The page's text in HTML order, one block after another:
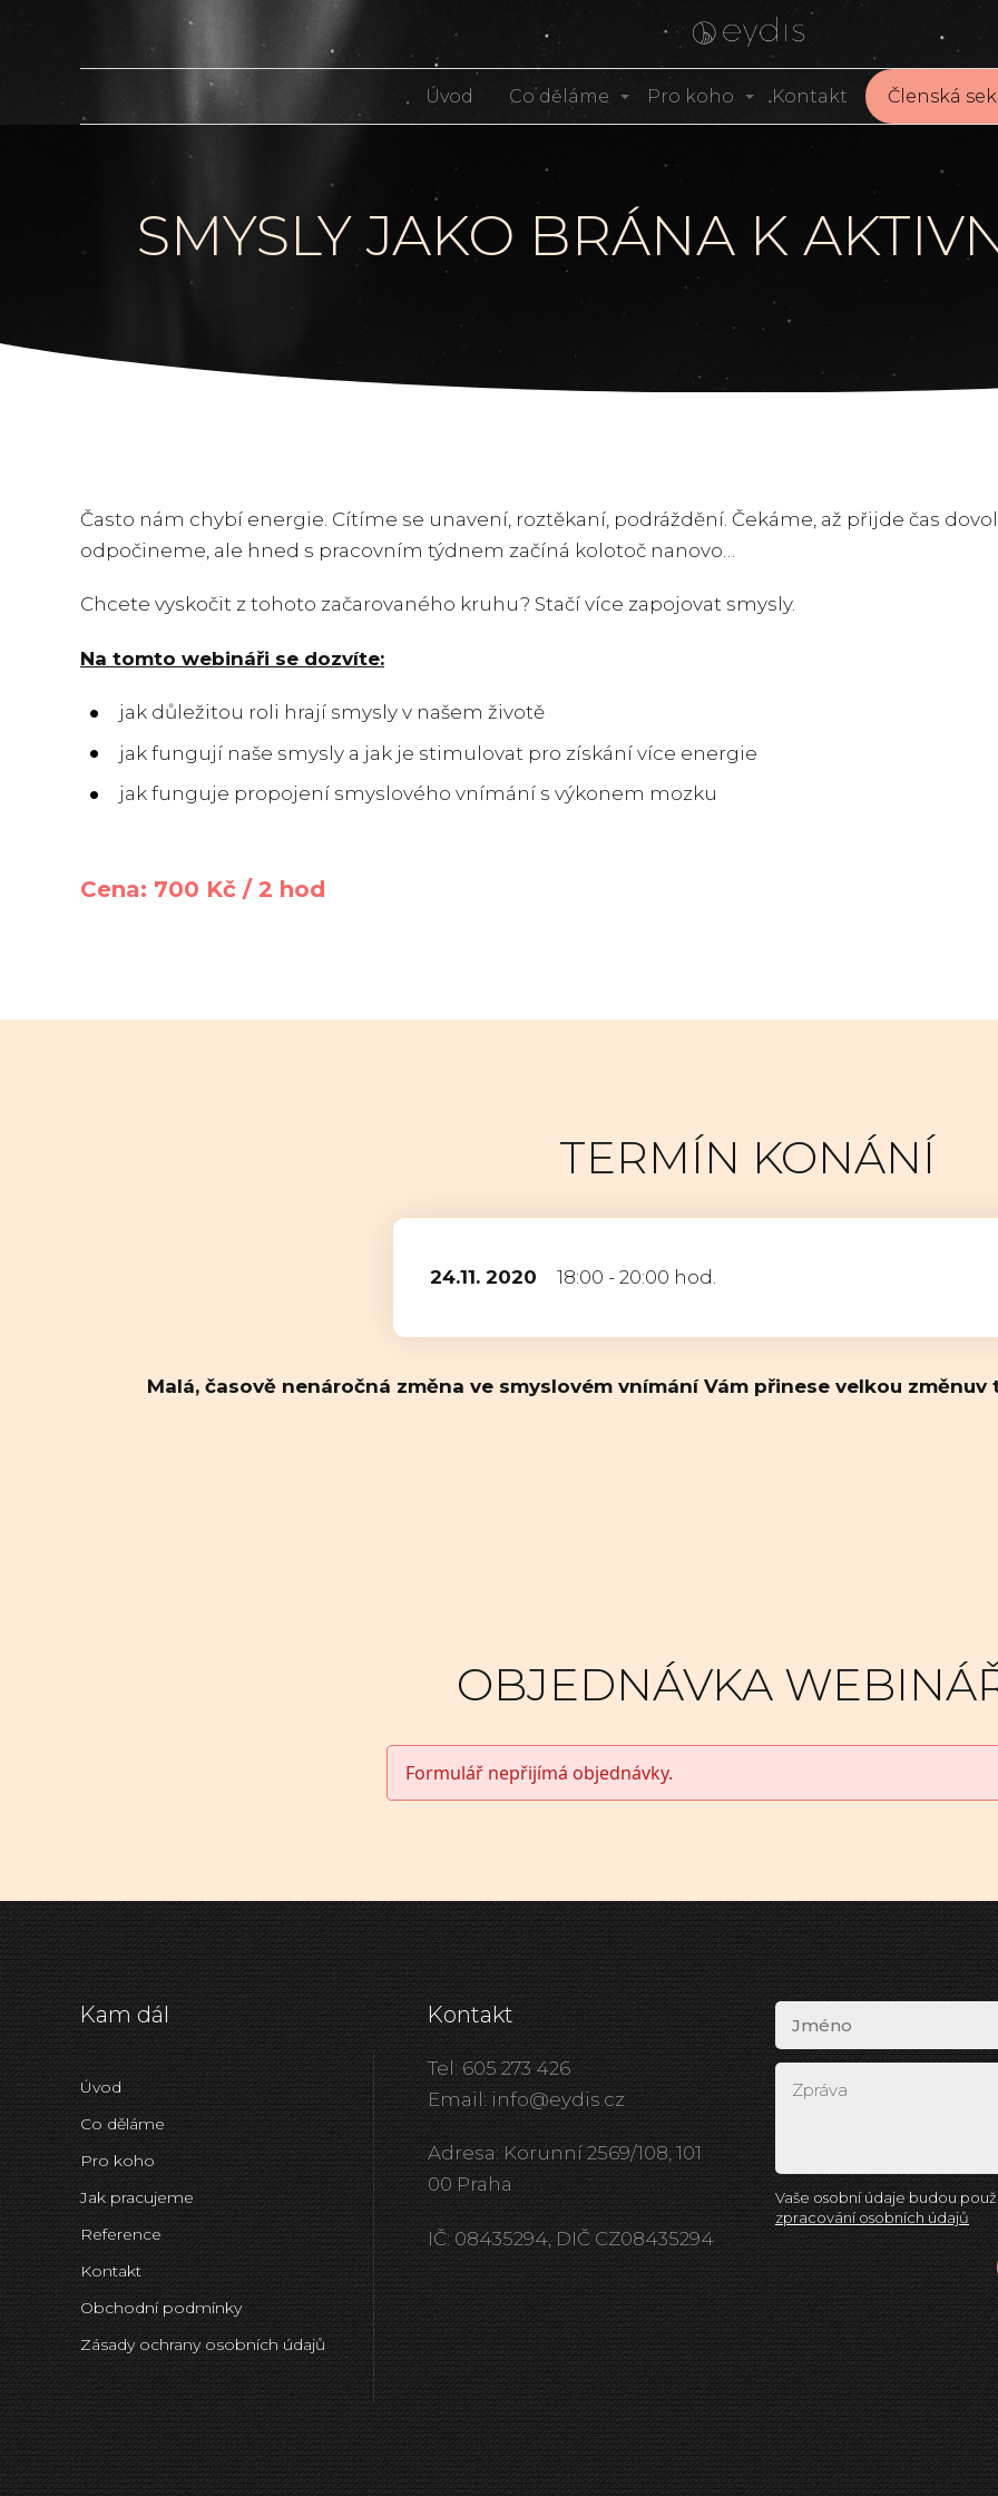
Úvod Co děláme Pro koho Kontakt Členská
SMYSLY JAKO BRÁNA K
Často nám chybí energie. Cítíme se unavení, roztěkaní, podráždění. Čekáme, až přijde čas
odpočineme, ale hned s pracovním týdnem začíná kolotoč nanovo…
Chcete vyskočit z tohoto začarovaného kruhu? Stačí více zapojovat smysly.
Na tomto webináři se dozvíte:
jak důležitou roli hrají smysly v našem životě
jak fungují naše smysly a jak je stimulovat pro získání více energie
jak funguje propojení smyslového vnímání s výkonem mozku
Cena: 700 Kč / 2 hod
TERMÍN KONÁNÍ
24.11. 2020 18:00 - 20:00 hod.
Malá, časově nenáročná změna ve smyslovém vnímání Vám přinese velkou
OBJEDNÁVKA
Formulář nepřijímá objednávky.
Kam dál
Úvod
Co děláme
Pro koho
Jak pracujeme
Reference
Kontakt
Obchodní podmínky
Zásady ochrany osobních údajů
Kontakt
Tel: 605 273 426
Email: info@eydis.cz
Adresa: Korunní 2569/108, 101
00 Praha
IČ: 08435294, DIČ CZ08435294
Vaše osobní údaje budou
zpracování osobních údajů